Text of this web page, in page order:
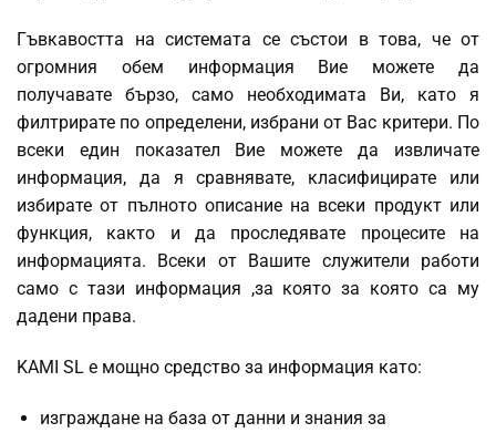
Гъвкавостта на системата се състои в това, че от
огромния обем информация Вие можете да
получавате бързо, само необходимата Ви, като я
филтрирате по определени, избрани от Вас критери. По
всеки един показател Вие можете да извличате
информация, да я сравнявате, класифицирате или
избирате от пълното описание на всеки продукт или
функция, както и да проследявате процесите на
информацията. Всеки от Вашите служители работи
само с тази информация ,за която за която са му
дадени права.
KAMI SL е мощно средство за информация като:
изграждане на база от данни и знания за